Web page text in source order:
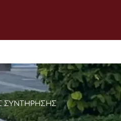
ΣΥΝΤΗΡΗΣΗΣ